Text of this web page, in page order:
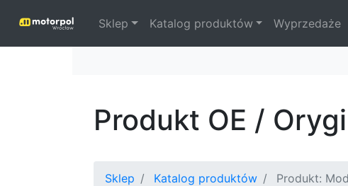
Sklep Katalog produktów Wyprzedaże
Produkt OE /
Sklep Katalog produktów Produkt: